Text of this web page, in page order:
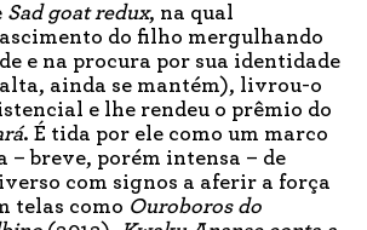
Sad goat redux, na qual
do filho mergulhando
e na procura por sua identidade
ainda se mantém), livrou-o
e lhe rendeu o prêmio do
. É tida por ele como um marco
– breve, porém intensa – de
com signos a aferir a força
telas como Ouroboros do